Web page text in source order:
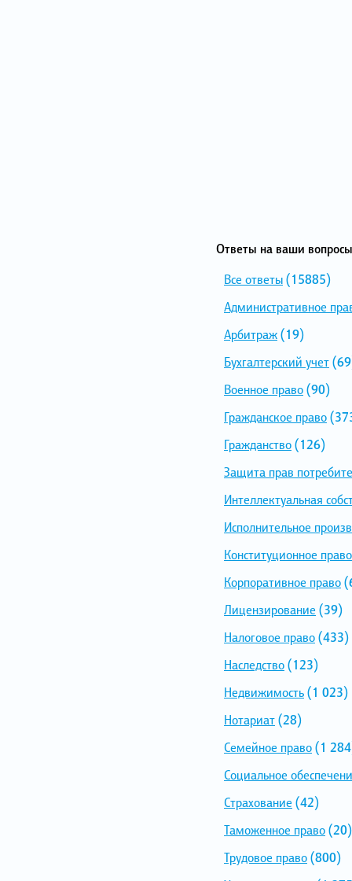
Ответы на ваши
Все ответы(15885)
Административное
Арбитраж(19)
Бухгалтерский учет
Военное право(90)
Гражданское право
Гражданство(126)
Защита прав
Интеллектуальная
Исполнительное
Конституционное право
Корпоративное право
Лицензирование (39)
Налоговое право(433)
Наследство(123)
Недвижимость(1 023)
Нотариат(28)
Семейное право(1
Социальное
Страхование (42)
Таможенное право(20)
Трудовое право(800)